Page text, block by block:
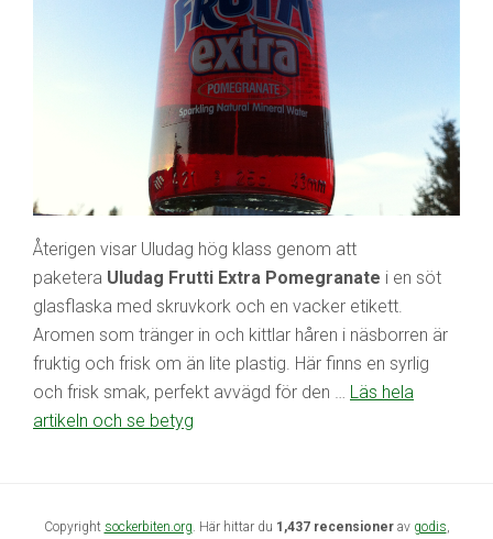
Återigen visar Uludag hög klass genom att
paketera Uludag Frutti Extra Pomegranate i en söt
glasflaska med skruvkork och en vacker etikett.
Aromen som tränger in och kittlar håren i näsborren är
fruktig och frisk om än lite plastig. Här finns en syrlig
och frisk smak, perfekt avvägd för den … Läs hela
artikeln och se betyg
Copyright sockerbiten.org . Här hittar du 1,437 recensionerav godis